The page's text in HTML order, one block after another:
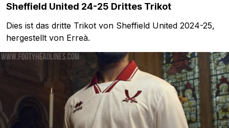
Sheffield United 24-25 Drittes Trikot
Dies ist das dritte Trikot von Sheffield United 2024-25,
hergestellt von Erreà.